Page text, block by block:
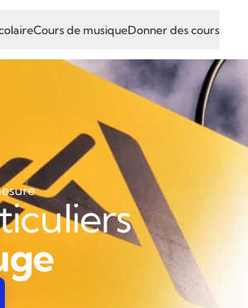
Cours de musiqueDonner des cours